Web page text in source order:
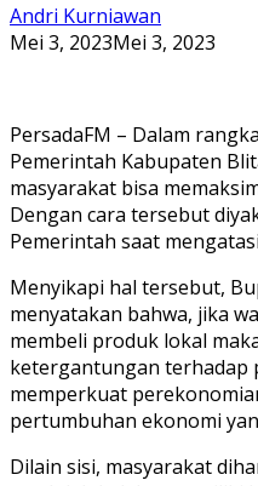
Andri Kurniawan
Mei 3, 2023Mei 3, 2023
PersadaFM – Dalam
Pemerintah Kabupaten
masyarakat bisa
Dengan cara tersebut
Pemerintah saat
Menyikapi hal tersebut,
menyatakan bahwa, jika
membeli produk lokal
ketergantungan terhadap
memperkuat
pertumbuhan ekonomi
Dilain sisi, masyarakat